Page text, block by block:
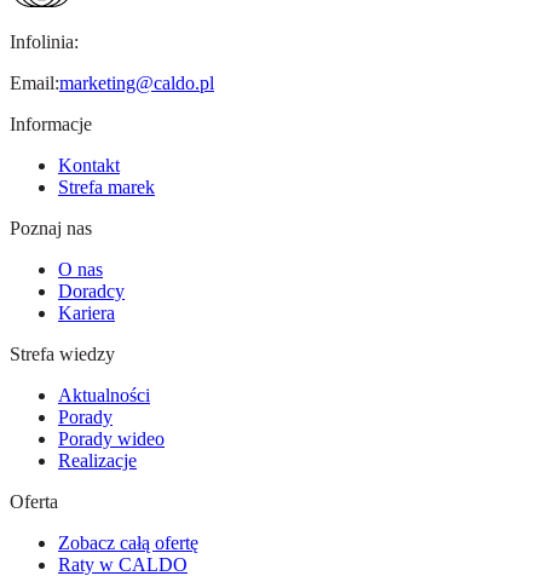
Infolinia:
Email:marketing@caldo.pl
Informacje
Kontakt
Strefa marek
Poznaj nas
O nas
Doradcy
Kariera
Strefa wiedzy
Aktualności
Porady
Porady wideo
Realizacje
Oferta
Zobacz całą ofertę
Raty w CALDO